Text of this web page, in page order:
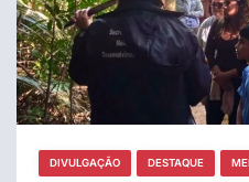
DIVULGAÇÃO DESTAQUE